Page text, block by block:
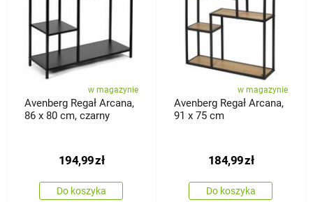
w magazynie
Avenberg Regał Arcana,
86 x 80 cm, czarny
194,99zł
Do koszyka
w magazynie
Avenberg Regał Arcana,
91 x 75 cm
184,99zł
Do koszyka